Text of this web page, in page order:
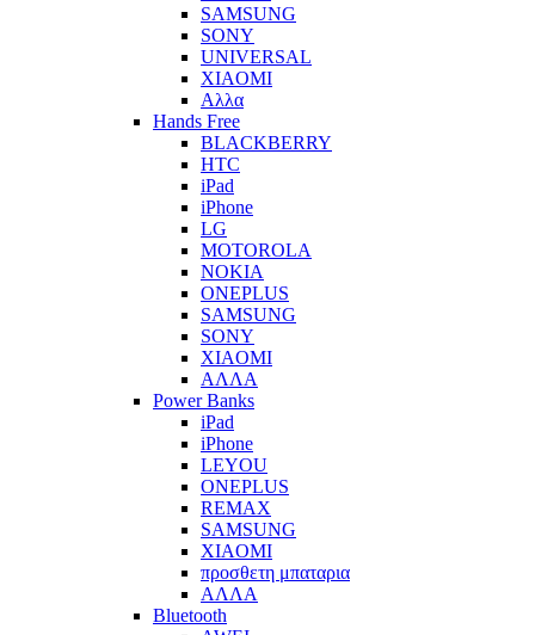
SAMSUNG
SONY
UNIVERSAL
XIAOMI
Αλλα
Hands Free
BLACKBERRY
HTC
iPad
iPhone
LG
MOTOROLA
NOKIA
ONEPLUS
SAMSUNG
SONY
XIAOMI
ΑΛΛΑ
Power Banks
iPad
iPhone
LEYOU
ONEPLUS
REMAX
SAMSUNG
XIAOMI
προσθετη μπαταρια
ΑΛΛΑ
Bluetooth